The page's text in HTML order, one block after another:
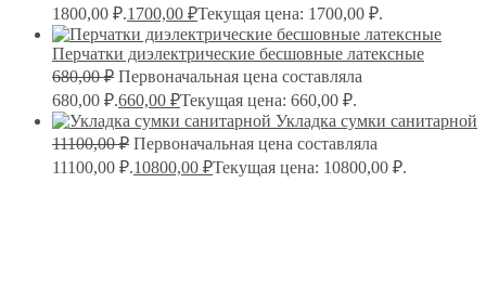
1800,00 ₽.1700,00 ₽Текущая цена: 1700,00 ₽.
Перчатки диэлектрические бесшовные латексные
680,00₽ Первоначальная цена составляла
680,00 ₽.660,00 ₽Текущая цена: 660,00 ₽.
Укладка сумки санитарной
11100,00₽ Первоначальная цена составляла
11100,00 ₽.10800,00 ₽Текущая цена: 10800,00 ₽.